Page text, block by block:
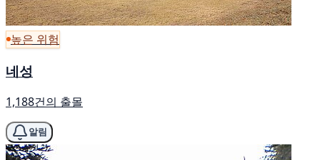
높은 위험
네성
1,188건의 출몰
알림